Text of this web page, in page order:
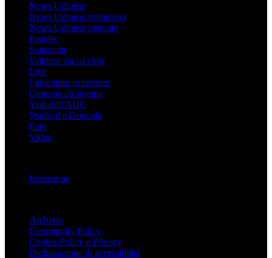
News Udinese
News Udinese primavera
News Udinese mercato
Pagelle
Statistiche
Udinese social club
Live
I giocatore in prestito
Comunicati stampa
Visti dall'AUC
Watford e Granada
Foto
Video
Redazione
Archivio
Community Policy
Cookie Policy e Privacy
Dichiarazione di accessibilità